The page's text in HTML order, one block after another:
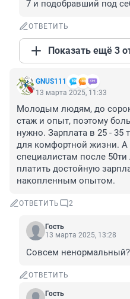
7 и подобравший под
ОТВЕТИТЬ
Показать ещё 3
GNUS111
13 марта 2025, 11:33
Молодым людям, до
стаж и опыт, поэтому
нужно. Зарплата в 25 - 35
для комфортной жизни.
специалистам после
платить достойную
накопленным опытом.
ОТВЕТИТЬ 2
Гость
13 марта 2025, 13:28
Совсем ненормальный?
ОТВЕТИТЬ
Гость